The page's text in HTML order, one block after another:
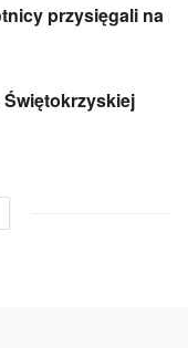
przysięgali na